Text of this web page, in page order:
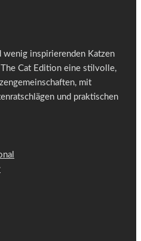
inspirierenden Katzen
Cat Edition eine stilvolle,
mit
und praktischen